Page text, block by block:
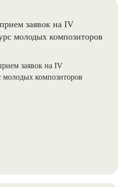
заявок на IV
молодых композиторов